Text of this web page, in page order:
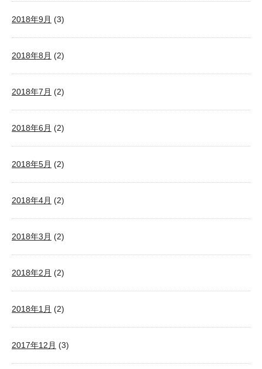
2018年9月 (3)
2018年8月 (2)
2018年7月 (2)
2018年6月 (2)
2018年5月 (2)
2018年4月 (2)
2018年3月 (2)
2018年2月 (2)
2018年1月 (2)
2017年12月 (3)